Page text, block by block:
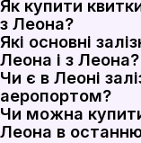
Так. Леон
Як купити
з Леона?
Квитки на поїзд
Які основні
Леона і з Леона?
Леон з'єднаний
Чи є в Леоні
аеропортом?
Аеропорт Леона
Чи можна
Леона в